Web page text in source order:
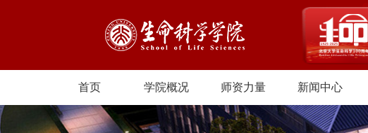
首页 学院概况 师资力量 新闻中心